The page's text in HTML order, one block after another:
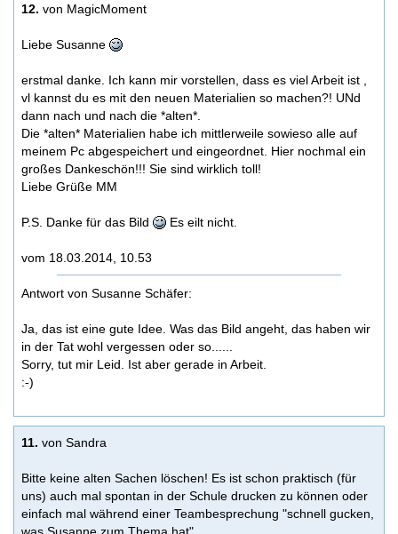
12. von MagicMoment
Liebe Susanne
erstmal danke. Ich kann mir vorstellen, dass es viel Arbeit ist ,
vl kannst du es mit den neuen Materialien so machen?! UNd
dann nach und nach die *alten*.
Die *alten* Materialien habe ich mittlerweile sowieso alle auf
meinem Pc abgespeichert und eingeordnet. Hier nochmal ein
großes Dankeschön!!! Sie sind wirklich toll!
Liebe Grüße MM
P.S. Danke für das Bild Es eilt nicht.
vom 18.03.2014, 10.53
Antwort von Susanne Schäfer:
Ja, das ist eine gute Idee. Was das Bild angeht, das haben wir
in der Tat wohl vergessen oder so......
Sorry, tut mir Leid. Ist aber gerade in Arbeit.
:-)
11. von Sandra
Bitte keine alten Sachen löschen! Es ist schon praktisch (für
uns) auch mal spontan in der Schule drucken zu können oder
einfach mal während einer Teambesprechung "schnell gucken,
was Susanne zum Thema hat"...